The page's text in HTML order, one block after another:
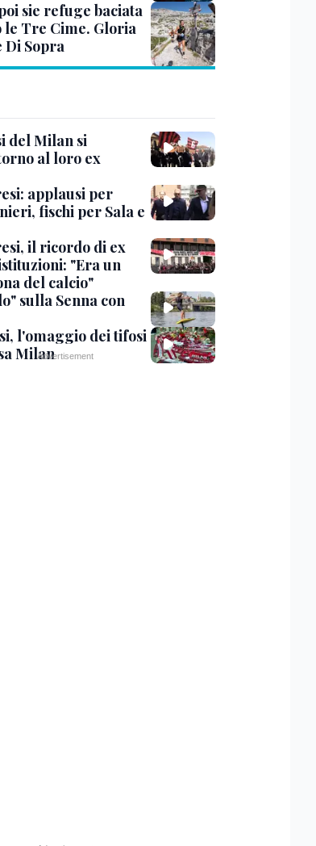
sie refuge baciata
le Tre Cime. Gloria
Di Sopra
del Milan si
al loro ex
applausi per
fischi per Sala e
il ricordo di ex
"Era un
del calcio"
sulla Senna con
l'omaggio dei tifosi
Milan